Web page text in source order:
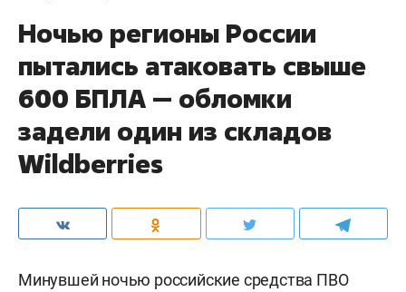
Ночью регионы России
пытались атаковать свыше
600 БПЛА — обломки
задели один из складов
Wildberries
Минувшей ночью российские средства ПВО